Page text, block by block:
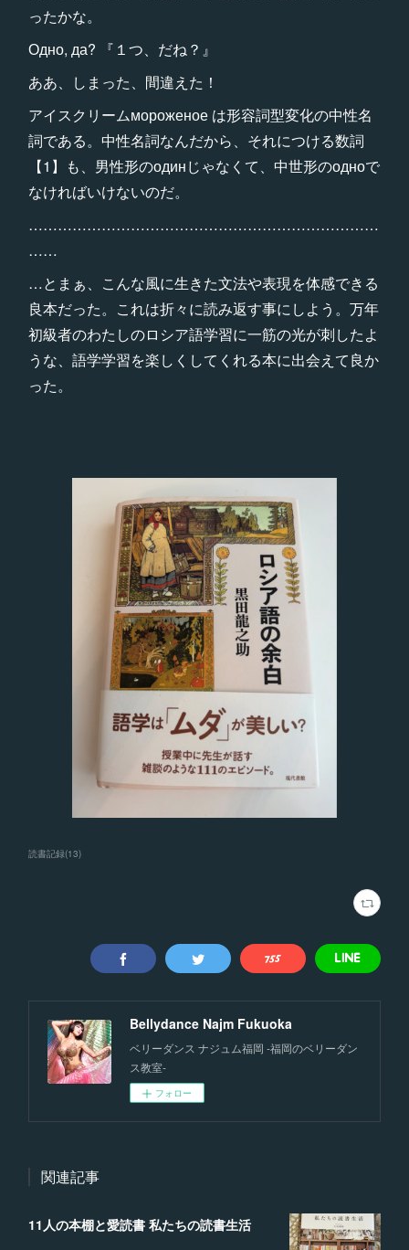
ったかな。
Одно, да? 『１つ、だね？』
ああ、しまった、間違えた！
アイスクリームмороженое は形容詞型変化の中性名
詞である。中性名詞なんだから、それにつける数詞
【1】も、男性形のодинじゃなくて、中世形のодноで
なければいけないのだ。
………………………………………………………………
……
…とまぁ、こんな風に生きた文法や表現を体感できる
良本だった。これは折々に読み返す事にしよう。万年
初級者のわたしのロシア語学習に一筋の光が刺したよ
うな、語学学習を楽しくしてくれる本に出会えて良か
った。
読書記録(13)
Bellydance Najm Fukuoka
ベリーダンス ナジュム福岡 -福岡のベリーダン
ス教室-
フォロー
関連記事
11人の本棚と愛読書 私たちの読書生活